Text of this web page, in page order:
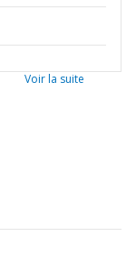
Voir la suite